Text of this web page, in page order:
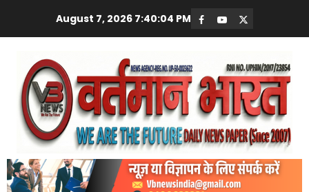
content
August 7, 2026 7:40:05 PM Facebook
Youtube
X